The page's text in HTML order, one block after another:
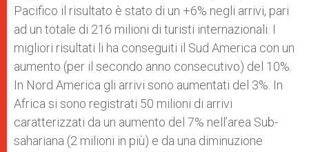
Pacifico il risultato è stato di un +6% negli arrivi, pari
ad un totale di 216 milioni di turisti internazionali. I
migliori risultati li ha conseguiti il Sud America con un
aumento (per il secondo anno consecutivo) del 10%.
In Nord America gli arrivi sono aumentati del 3%. In
Africa si sono registrati 50 milioni di arrivi
caratterizzati da un aumento del 7% nell’area Sub-
sahariana (2 milioni in più) e da una diminuzione